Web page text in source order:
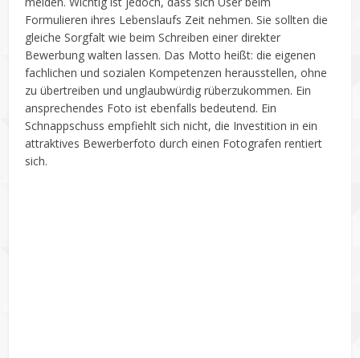
Formulieren ihres Lebenslaufs Zeit nehmen. Sie sollten die
gleiche Sorgfalt wie beim Schreiben einer direkter
Bewerbung walten lassen. Das Motto heißt: die eigenen
fachlichen und sozialen Kompetenzen herausstellen, ohne
zu übertreiben und unglaubwürdig rüberzukommen. Ein
ansprechendes Foto ist ebenfalls bedeutend. Ein
Schnappschuss empfiehlt sich nicht, die Investition in ein
attraktives Bewerberfoto durch einen Fotografen rentiert
sich.